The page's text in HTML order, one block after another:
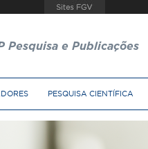
Pesquisa e Publicações
PESQUISA CIENTÍFICA